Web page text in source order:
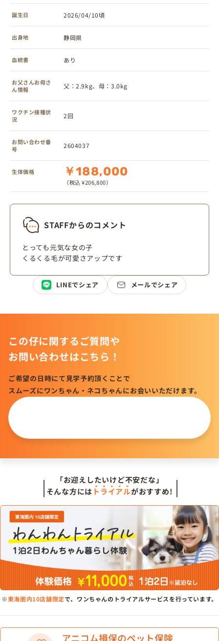
誕生日 2026/04/10頃
出身地 静岡県
血統書 あり
お父さんお母さ
ん情報
父：2.9kg、母：3.0kg
ワクチン接種状
況
2回
お問い合わせ番
号
2604037
生体価格 ￥188,000
（税込 ¥206,800）
STAFFからのコメント
とっても元気な女の子
くるくる毛が可愛さアップです
LINEでシェア メールでシェア
この仔に関するご質問や
お問い合わせはこちら！
ご希望の日時にて見学予約頂くことで
スムーズにワンちゃん・ネコちゃんにお会いいただけます。
「お迎えしたいけど不安だな」
そんな方には トライアルがおすすめ!
※東海圏内10店舗限定で、ワンちゃんのトライアルサービスを行っています。